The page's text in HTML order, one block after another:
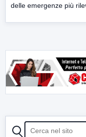
delle emergenze più
CERCA